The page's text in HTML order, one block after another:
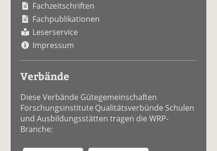
Fachzeitschriften
Fachpublikationen
Leserservice
Impressum
Verbände
Diese Verbände Gütegemeinschaften
Forschungsinstitute Qualitätsverbünde Schulen
und Ausbildungsstätten tragen die WRP-
Branche: